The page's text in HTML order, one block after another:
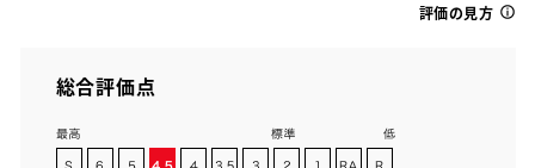
評価の見方
総合評価点